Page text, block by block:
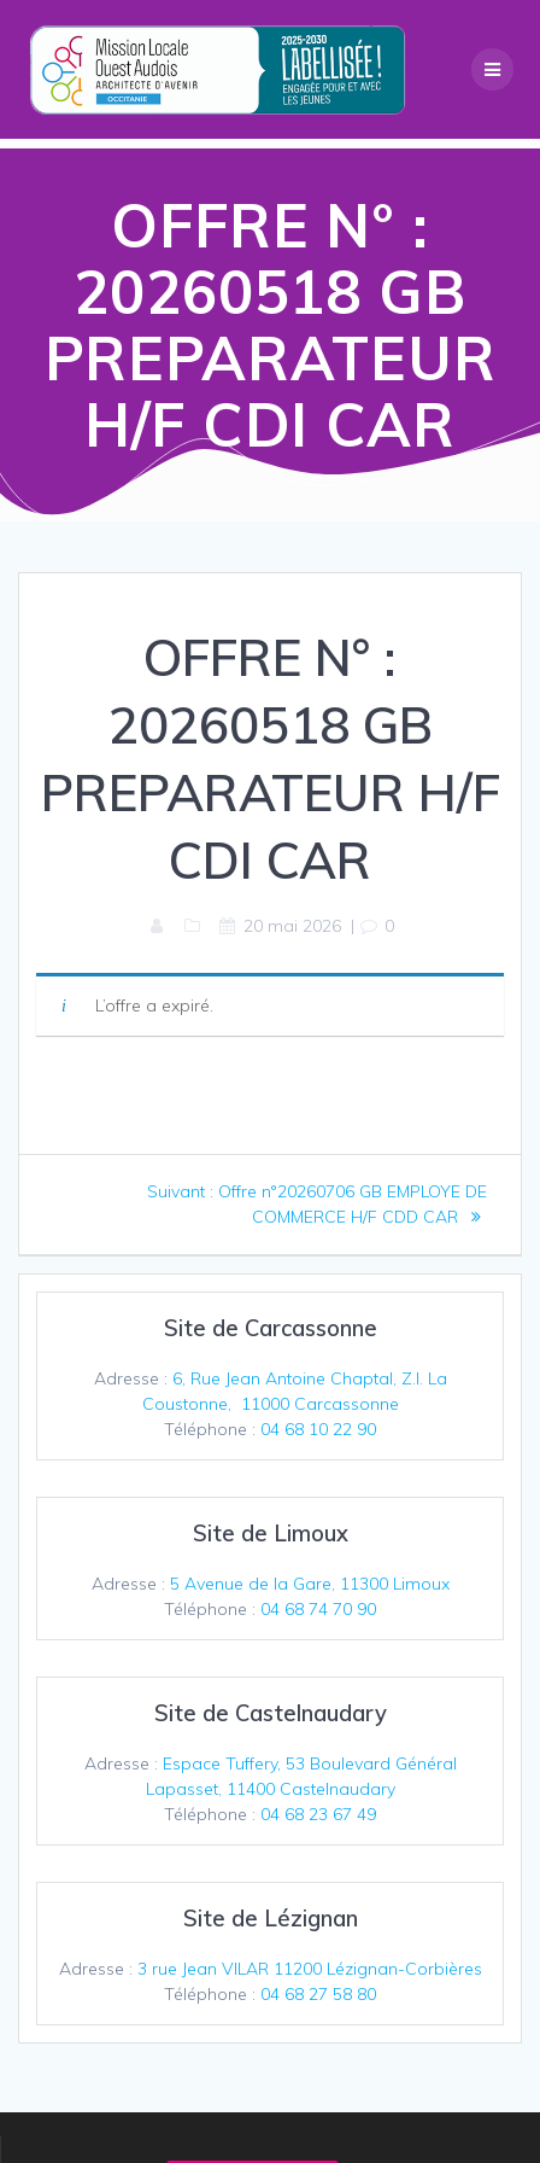
au
contenu
OFFRE N° :
20260518 GB
PREPARATEUR
H/F CDI CAR
OFFRE N° :
20260518 GB
PREPARATEUR H/F
CDI CAR
20 mai 2026| 0
L’offre a expiré.
Navigation
l’article
Suivant : Article
suivant
Offre n°20260706 GB EMPLOYE DE
COMMERCE H/F CDD CAR
Site de Carcassonne
Adresse : 6, Rue Jean Antoine Chaptal, Z.I. La
Coustonne, 11000 Carcassonne
Téléphone : 04 68 10 22 90
Site de Limoux
Adresse : 5 Avenue de la Gare, 11300 Limoux
Téléphone : 04 68 74 70 90
Site de Castelnaudary
Adresse : Espace Tuffery, 53 Boulevard Général
Lapasset, 11400 Castelnaudary
Téléphone : 04 68 23 67 49
Site de Lézignan
Adresse : 3 rue Jean VILAR 11200 Lézignan-Corbières
Téléphone : 04 68 27 58 80